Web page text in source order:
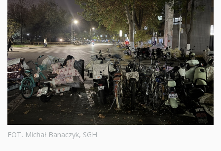
FOT. Michał Banaczyk, SGH